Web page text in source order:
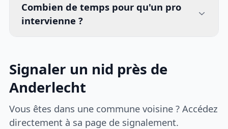
Combien de temps pour qu'un pro
intervienne ?
Signaler un nid près de
Anderlecht
Vous êtes dans une commune voisine ? Accédez
directement à sa page de signalement.